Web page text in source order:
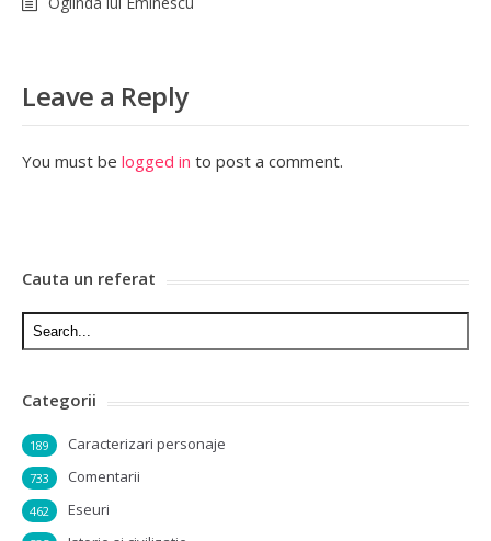
Leave a Reply
You must be logged in to post a comment.
Cauta un referat
Categorii
Caracterizari personaje
189
Comentarii
733
Eseuri
462